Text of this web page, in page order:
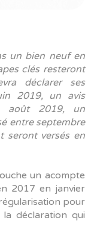
un bien neuf en
clés resteront
déclarer ses
2019, un avis
août 2019, un
entre septembre
seront versés en
un acompte
2017 en janvier
pour
déclaration qui